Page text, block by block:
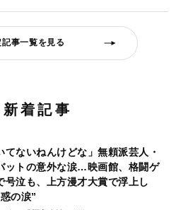
事一覧を見る
新着記事
てないねんけどな」無頼派芸人・
ットの意外な涙…映画館、格闘ゲ
号泣も、上方漫才大賞で浮上し
の涙”